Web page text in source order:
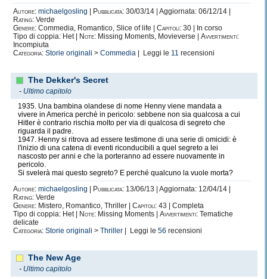
Autore: michaelgosling Pubblicata: 30/03/14 | Aggiornata: 06/12/14 |
Rating: Verde
Genere: Commedia, Romantico, Slice of life | Capitoli: 30 | In corso
Tipo di coppia: Het |
Note: Missing Moments, Movieverse | Avvertimenti:
Incompiuta
Categoria: Storie originali > Commedia | Leggi le 11 recensioni
The Dekker's Secret
- Ultimo capitolo
1935. Una bambina olandese di nome Henny viene mandata a
vivere in America perchè in pericolo: sebbene non sia qualcosa a cui
Hitler è contrario rischia molto per via di qualcosa di segreto che
riguarda il padre.
1947. Henny si ritrova ad essere testimone di una serie di omicidi: è
l'inizio di una catena di eventi riconducibili a quel segreto a lei
nascosto per anni e che la porteranno ad essere nuovamente in
pericolo.
Si svelerà mai questo segreto? E perché qualcuno la vuole morta?
Autore: michaelgosling Pubblicata: 13/06/13 | Aggiornata: 12/04/14 |
Rating: Verde
Genere: Mistero, Romantico, Thriller | Capitoli: 43 | Completa
Tipo di coppia: Het |
Note: Missing Moments | Avvertimenti: Tematiche
delicate
Categoria: Storie originali > Thriller | Leggi le 56 recensioni
The New Age
- Ultimo capitolo